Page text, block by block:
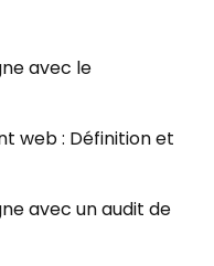
avec le
web : Définition et
avec un audit de